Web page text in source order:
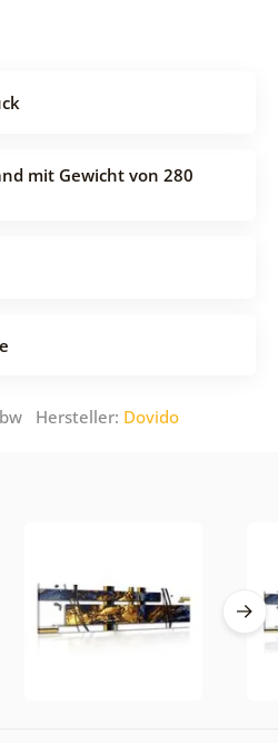
mit Gewicht von 280
Hersteller: Dovido